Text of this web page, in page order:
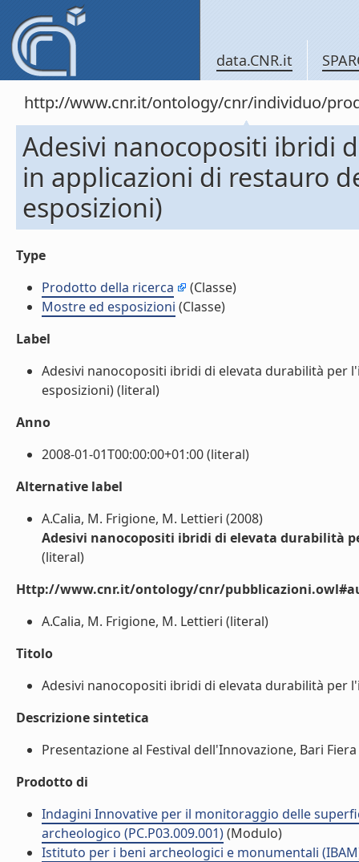
data.CNR.it
http://www.cnr.it/ontology/cnr/individuo/
Adesivi nanocopositi ibridi
in applicazioni di restauro
esposizioni)
Type
Prodotto della ricerca
(Classe)
Mostre ed esposizioni (Classe)
Label
Adesivi nanocopositi ibridi di elevata durabilità per
esposizioni) (literal)
Anno
2008-01-01T00:00:00+01:00 (literal)
Alternative label
A.Calia, M. Frigione, M. Lettieri (2008)
Adesivi nanocopositi ibridi di elevata durabilità
(literal)
Http://www.cnr.it/ontology/cnr/
A.Calia, M. Frigione, M. Lettieri (literal)
Titolo
Adesivi nanocopositi ibridi di elevata durabilità per
Descrizione sintetica
Presentazione al Festival dell'Innovazione, Bari
Prodotto di
Indagini Innovative per il monitoraggio delle
archeologico (PC.P03.009.001)(Modulo)
Istituto per i beni archeologici e monumentali